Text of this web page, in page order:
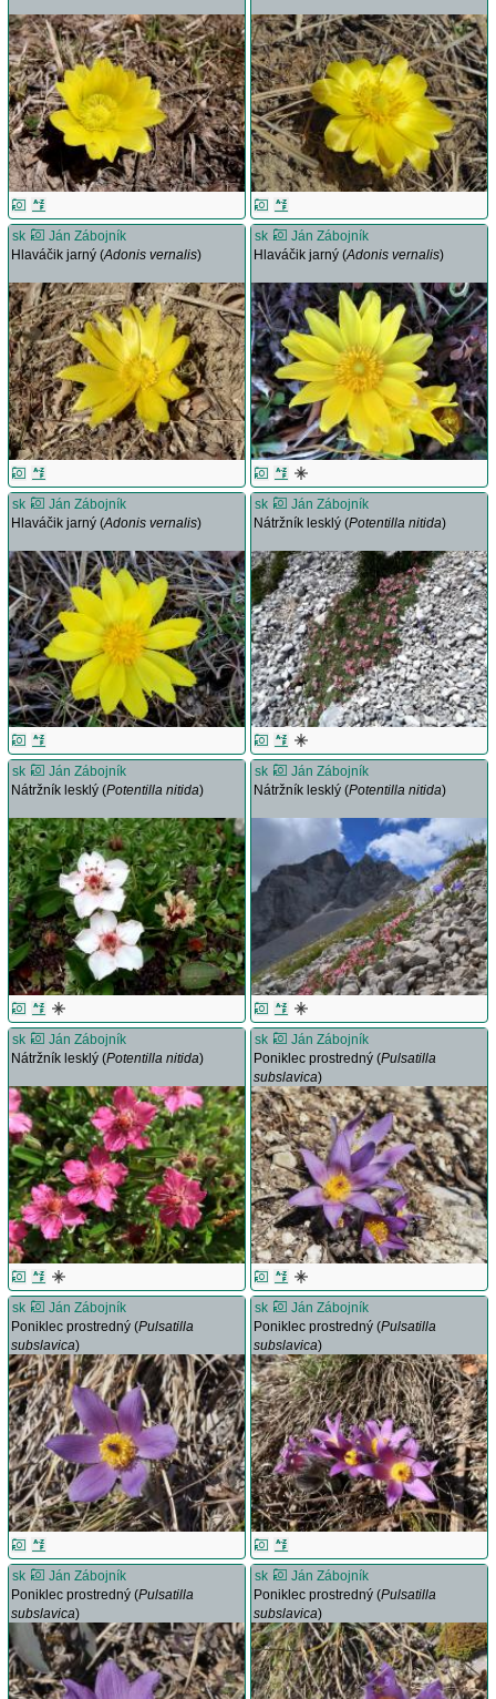
sk
Ján Zábojník
Hlaváčik jarný (Adonis vernalis)
sk
Ján Zábojník
Hlaváčik jarný (Adonis vernalis)
sk
Ján Zábojník
Hlaváčik jarný (Adonis vernalis)
sk
Ján Zábojník
Nátržník lesklý (Potentilla nitida)
sk
Ján Zábojník
Nátržník lesklý (Potentilla nitida)
sk
Ján Zábojník
Nátržník lesklý (Potentilla nitida)
sk
Ján Zábojník
Nátržník lesklý (Potentilla nitida)
sk
Ján Zábojník
Poniklec prostredný (Pulsatilla
subslavica)
sk
Ján Zábojník
Poniklec prostredný (Pulsatilla
subslavica)
sk
Ján Zábojník
Poniklec prostredný (Pulsatilla
subslavica)
sk
Ján Zábojník
Poniklec prostredný (Pulsatilla
subslavica)
sk
Ján Zábojník
Poniklec prostredný (Pulsatilla
subslavica)